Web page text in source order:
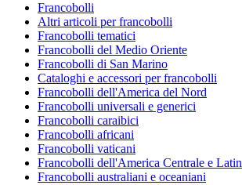
Francobolli
Altri articoli per francobolli
Francobolli tematici
Francobolli del Medio Oriente
Francobolli di San Marino
Cataloghi e accessori per francobolli
Francobolli dell'America del Nord
Francobolli universali e generici
Francobolli caraibici
Francobolli africani
Francobolli vaticani
Francobolli dell'America Centrale e
Francobolli australiani e oceaniani